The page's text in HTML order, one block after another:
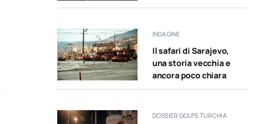
INDAGINE
Il safari di Sarajevo,
una storia vecchia e
ancora poco chiara
DOSSIER GOLPE TURCHIA